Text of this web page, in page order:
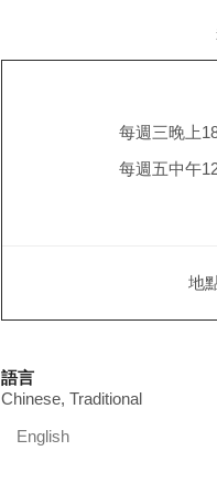
每週三晚上
每週五中午
地
語言
Chinese, Traditional
English